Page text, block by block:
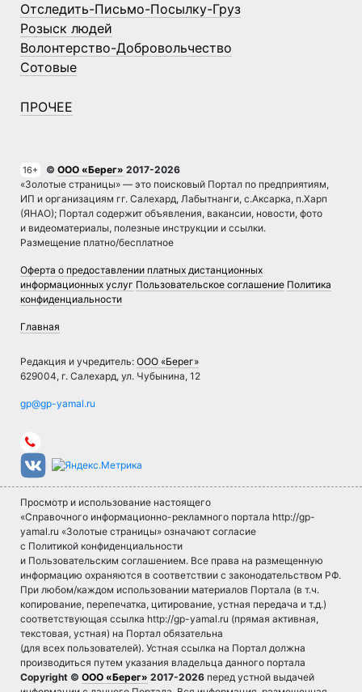
Отследить-Письмо-Посылку-Груз
Розыск людей
Волонтерство-Добровольчество
Сотовые
ПРОЧЕЕ
16+ © ООО «Берег» 2017-2026
«Золотые страницы» — это поисковый Портал по предприятиям,
ИП и организациям гг. Салехард, Лабытнанги, с.Аксарка, п.Харп
(ЯНАО); Портал содержит объявления, вакансии, новости, фото
и видеоматериалы, полезные инструкции и ссылки.
Размещение платно/бесплатное
Оферта о предоставлении платных дистанционных
информационных услуг Пользовательское соглашение Политика
конфиденциальности
Главная
Редакция и учредитель: ООО «Берег»
629004, г. Салехард, ул. Чубынина, 12
Просмотр и использование настоящего
«Справочного информационно-рекламного портала http://gp-
yamal.ru «Золотые страницы» означают согласие
с Политикой конфиденциальности
и Пользовательским соглашением. Все права на размещенную
информацию охраняются в соответствии с законодательством РФ.
При любом/каждом использовании материалов Портала (в т.ч.
копирование, перепечатка, цитирование, устная передача и т.д.)
соответствующая ссылка http://gp-yamal.ru (прямая активная,
текстовая, устная) на Портал обязательна
(для всех пользователей). Устная ссылка на Портал должна
производиться путем указания владельца данного портала
Copyright © ООО «Берег» 2017-2026 перед устной выдачей